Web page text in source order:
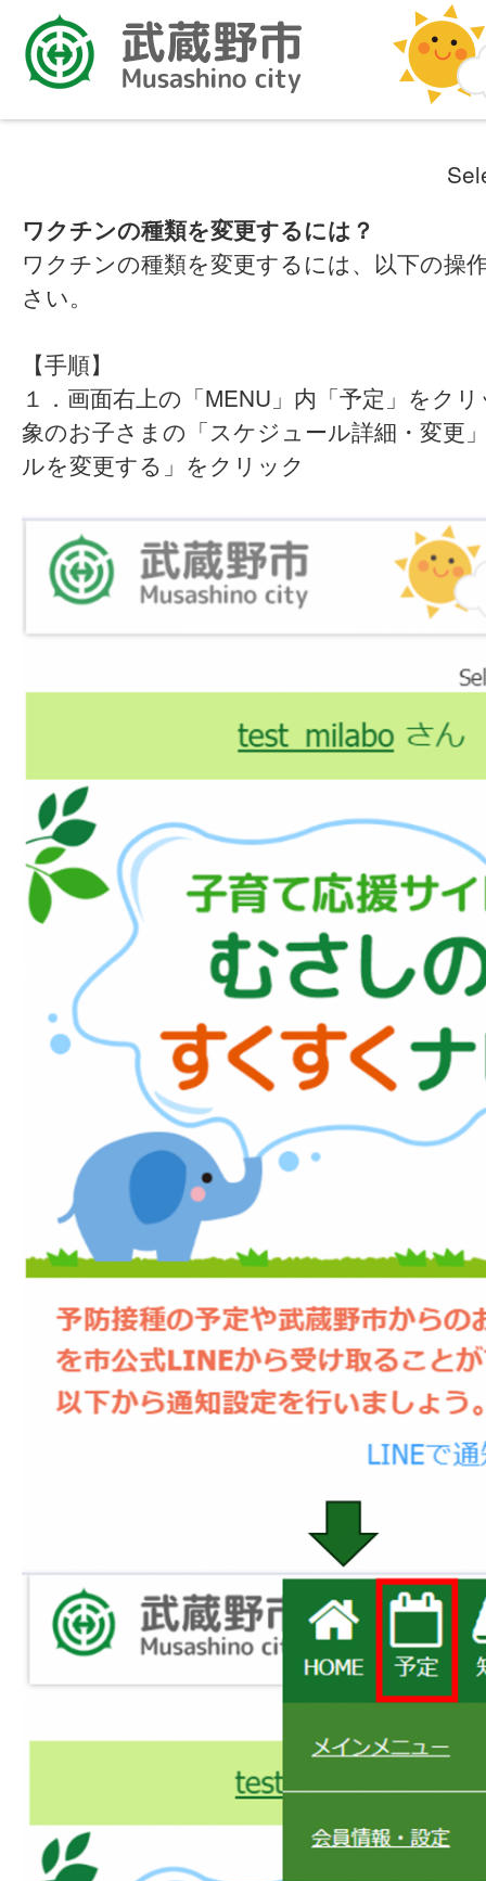
ワクチンの種類を変更するには？
ワクチンの種類を変更するには、以下の操
さい。
【手順】
１．画面右上の「MENU」内「予定」をク
象のお子さまの「スケジュール詳細・変更
ルを変更する」をクリック